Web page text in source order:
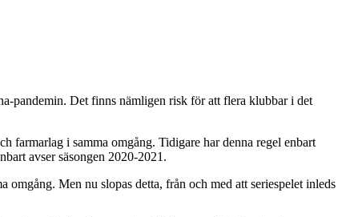
pandemin. Det finns nämligen risk för att flera klubbar i det
farmarlag i samma omgång. Tidigare har denna regel enbart
avser säsongen 2020-2021.
Men nu slopas detta, från och med att seriespelet inleds